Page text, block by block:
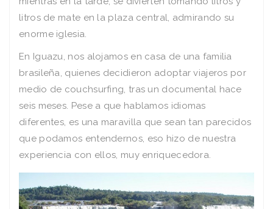
litros de mate en la plaza central, admirando su
enorme iglesia.
En Iguazu, nos alojamos en casa de una familia
brasileña, quienes decidieron adoptar viajeros por
medio de couchsurfing, tras un documental hace
seis meses. Pese a que hablamos idiomas
diferentes, es una maravilla que sean tan parecidos
que podamos entendernos, eso hizo de nuestra
experiencia con ellos, muy enriquecedora.